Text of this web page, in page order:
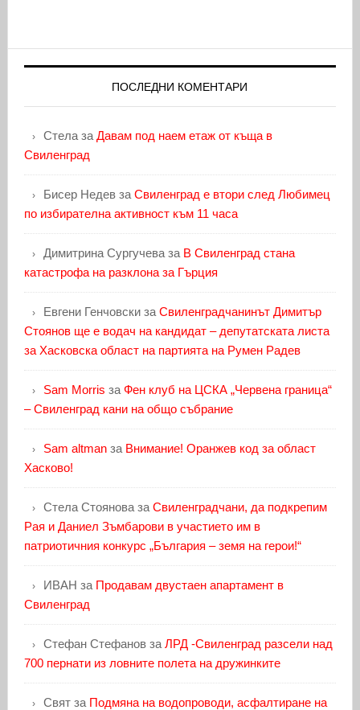
ПОСЛЕДНИ КОМЕНТАРИ
Стелаза Давам под наем етаж от къща в
Свиленград
Бисер Недевза Свиленград е втори след Любимец
по избирателна активност към 11 часа
Димитрина Сургучеваза В Свиленград стана
катастрофа на разклона за Гърция
Евгени Генчовскиза Свиленградчанинът Димитър
Стоянов ще е водач на кандидат – депутатската листа
за Хасковска област на партията на Румен Радев
Sam Morris за Фен клуб на ЦСКА „Червена граница“
– Свиленград кани на общо събрание
Sam altmanза Внимание! Оранжев код за област
Хасково!
Стела Стояноваза Свиленградчани, да подкрепим
Рая и Даниел Зъмбарови в участието им в
патриотичния конкурс „България – земя на герои!“
ИВАН за Продавам двустаен апартамент в
Свиленград
Стефан Стефановза ЛРД -Свиленград разсели над
700 пернати из ловните полета на дружинките
Святза Подмяна на водопроводи, асфалтиране на